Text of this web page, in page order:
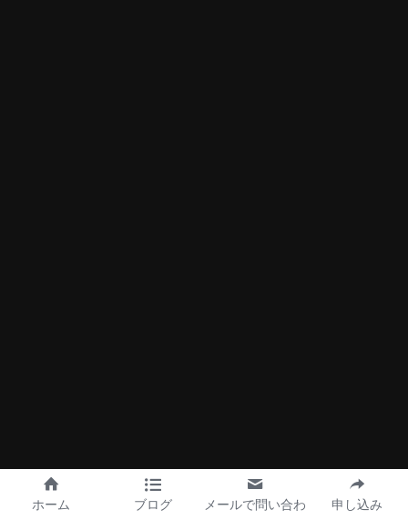
ホーム ブログ
メールで問い合わ
申し込み